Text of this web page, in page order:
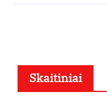
Skaitiniai